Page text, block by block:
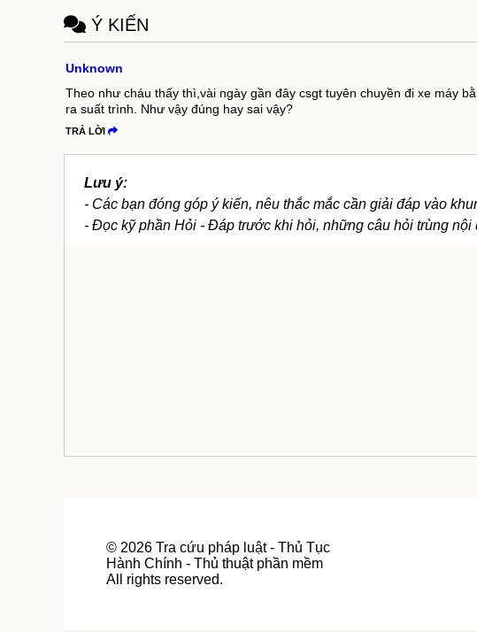
Ý KIẾN
Unknown
Theo như cháu thấy thì,vài ngày gần đây csgt tuyên chuyền đi xe máy
ra suất trình. Như vậy đúng hay sai vậy?
TRẢ LỜI
Lưu ý:
- Các bạn đóng góp ý kiến, nêu thắc mắc cần giải đáp vào
- Đọc kỹ phần Hỏi - Đáp trước khi hỏi, những câu hỏi trùng nội
© 2026 Tra cứu pháp luật - Thủ Tục
Hành Chính - Thủ thuật phần mềm
All rights reserved.